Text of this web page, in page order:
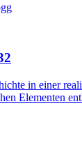
in einer
Elementen